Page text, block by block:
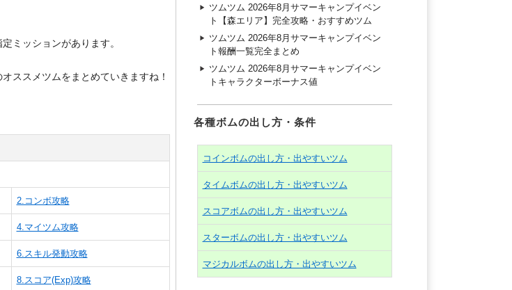
ミッションがあります。
ススメツムをまとめていきますね！
2.コンボ攻略
4.マイツム攻略
6.スキル発動攻略
8.スコア(Exp)攻略
ツムツム 2026年8月サマーキャンプイベン
ト【森エリア】完全攻略・おすすめツム
ツムツム 2026年8月サマーキャンプイベン
ト報酬一覧完全まとめ
ツムツム 2026年8月サマーキャンプイベン
トキャラクターボーナス値
各種ボムの出し方・条件
コインボムの出し方・出やすいツム
タイムボムの出し方・出やすいツム
スコアボムの出し方・出やすいツム
スターボムの出し方・出やすいツム
マジカルボムの出し方・出やすいツム